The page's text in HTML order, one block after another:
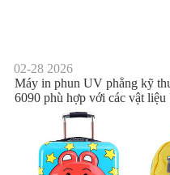
02-28 2026
Máy in phun UV phẳng kỹ
6090 phù hợp với các vật